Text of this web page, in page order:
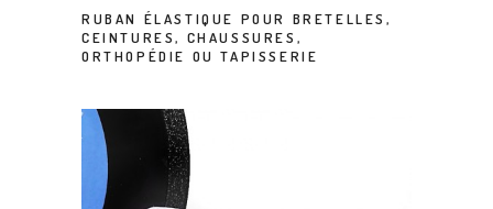
RUBAN ÉLASTIQUE POUR BRETELLES,
CEINTURES, CHAUSSURES,
ORTHOPÉDIE OU TAPISSERIE